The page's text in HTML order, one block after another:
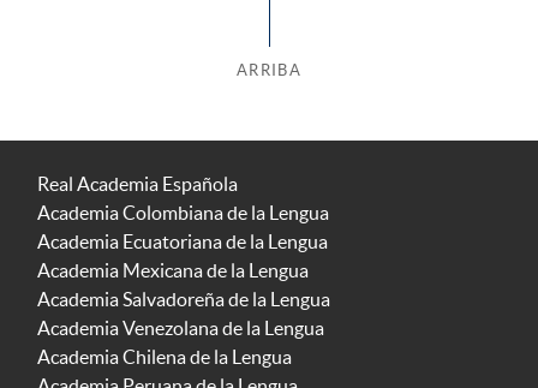
ARRIBA
Real Academia Española
Academia Colombiana de la Lengua
Academia Ecuatoriana de la Lengua
Academia Mexicana de la Lengua
Academia Salvadoreña de la Lengua
Academia Venezolana de la Lengua
Academia Chilena de la Lengua